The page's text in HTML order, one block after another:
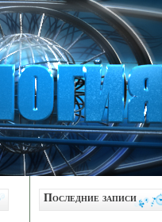
Последние записи